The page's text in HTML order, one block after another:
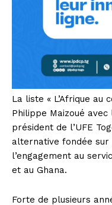
La liste « L’Afrique
Philippe Maizoué avec
président de l’UFE
alternative fondée sur
l’engagement au
et au Ghana.
Forte de plusieurs